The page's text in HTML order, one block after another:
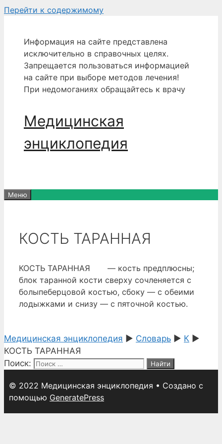
Перейти к содержимому
Информация на сайте представлена
исключительно в справочных целях.
Запрещается пользоваться информацией
на сайте при выборе методов лечения!
При недомоганиях обращайтесь к врачу
Медицинская
энциклопедия
Меню
КОСТЬ ТАРАННАЯ
КОСТЬ ТАРАННАЯ — кость предплюсны;
блок таранной кости сверху сочленяется с
болыпеберцовой костью, сбоку — с обеими
лодыжками и снизу — с пяточной костью.
Медицинская энциклопедия ► Словарь ► К ►
КОСТЬ ТАРАННАЯ
Поиск:
© 2022 Медицинская энциклопедия • Создано с
помощью GeneratePress